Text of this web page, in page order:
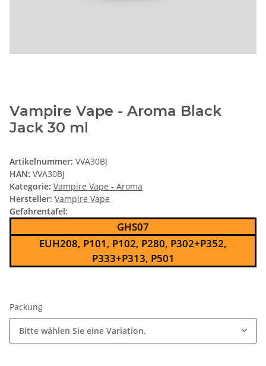
Vampire Vape - Aroma Black
Jack 30 ml
Artikelnummer: VVA30BJ
HAN: VVA30BJ
Kategorie: Vampire Vape - Aroma
Hersteller: Vampire Vape
Gefahrentafel:
GHS07
EUH208, P101, P102, P280, P302+P352,
P333+P313, P501
Packung
Bitte wählen Sie eine Variation.